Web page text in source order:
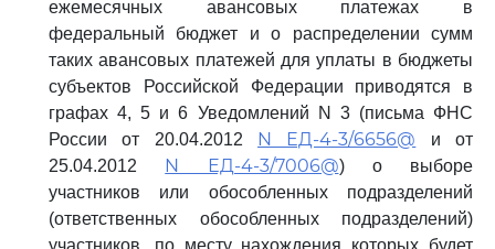
ежемесячных авансовых платежах в
федеральный бюджет и о распределении сумм
таких авансовых платежей для уплаты в бюджеты
субъектов Российской Федерации приводятся в
графах 4, 5 и 6 Уведомлений N 3 (письма ФНС
России от 20.04.2012 N ЕД-4-3/6656@ и от
25.04.2012 N ЕД-4-3/7006@) о выборе
участников или обособленных подразделений
(ответственных обособленных подразделений)
участников, по месту нахождения которых будет